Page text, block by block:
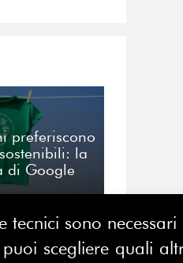
preferiscono
la
di Google
sono
scegliere quali